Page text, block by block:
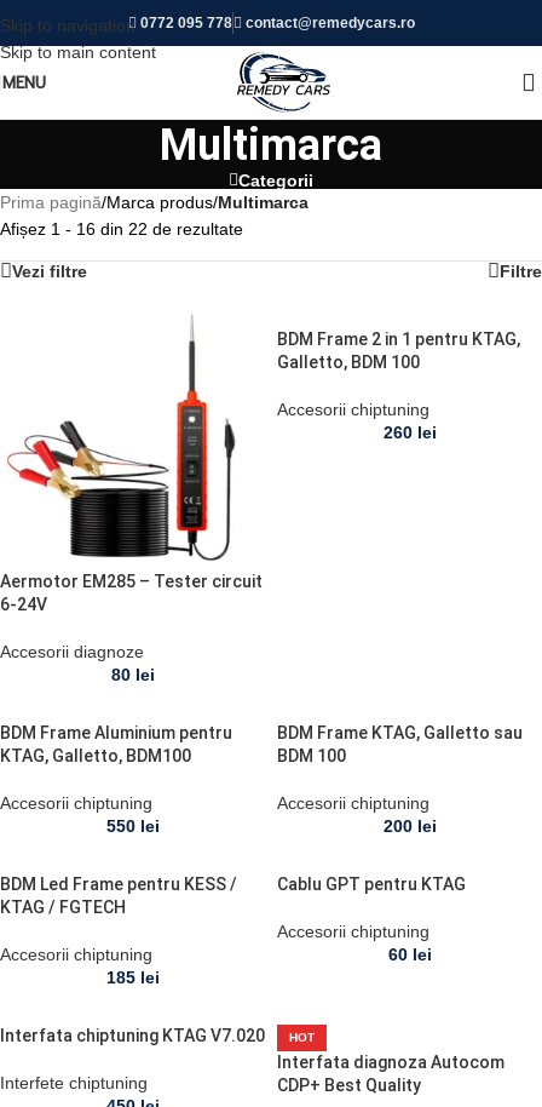
Skip to navigation
Skip to main content
Luni-Vineri:09:00 - 17:00 | Sâmbătă:09:00 - 12:00 | Duminică:
ÎNCHIS!
0772 095 778 contact@remedycars.ro
MENU
Multimarca
Categorii
Prima pagină/Marca produs/Multimarca
Afișez 1 - 16 din 22 de rezultate
Vezi filtre Filtre
Aermotor EM285 – Tester circuit
6-24V
Accesorii diagnoze
80 lei
BDM Frame 2 in 1 pentru KTAG,
Galletto, BDM 100
Accesorii chiptuning
260 lei
BDM Frame Aluminium pentru
KTAG, Galletto, BDM100
Accesorii chiptuning
550 lei
BDM Frame KTAG, Galletto sau
BDM 100
Accesorii chiptuning
200 lei
BDM Led Frame pentru KESS /
KTAG / FGTECH
Accesorii chiptuning
185 lei
Cablu GPT pentru KTAG
Accesorii chiptuning
60 lei
Interfata chiptuning KTAG V7.020
Interfete chiptuning
HOT
Interfata diagnoza Autocom
CDP+ Best Quality